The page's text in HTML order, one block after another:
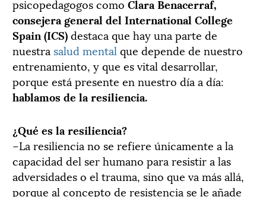
psicopedagogos como Clara Benacerraf,
consejera general del International College
Spain (ICS)destaca que hay una parte de
nuestra salud mental que depende de nuestro
entrenamiento, y que es vital desarrollar,
porque está presente en nuestro día a día:
hablamos de la resiliencia.
¿Qué es la resiliencia?
–La resiliencia no se refiere únicamente a la
capacidad del ser humano para resistir a las
adversidades o el trauma, sino que va más allá,
porque al concepto de resistencia se le añade